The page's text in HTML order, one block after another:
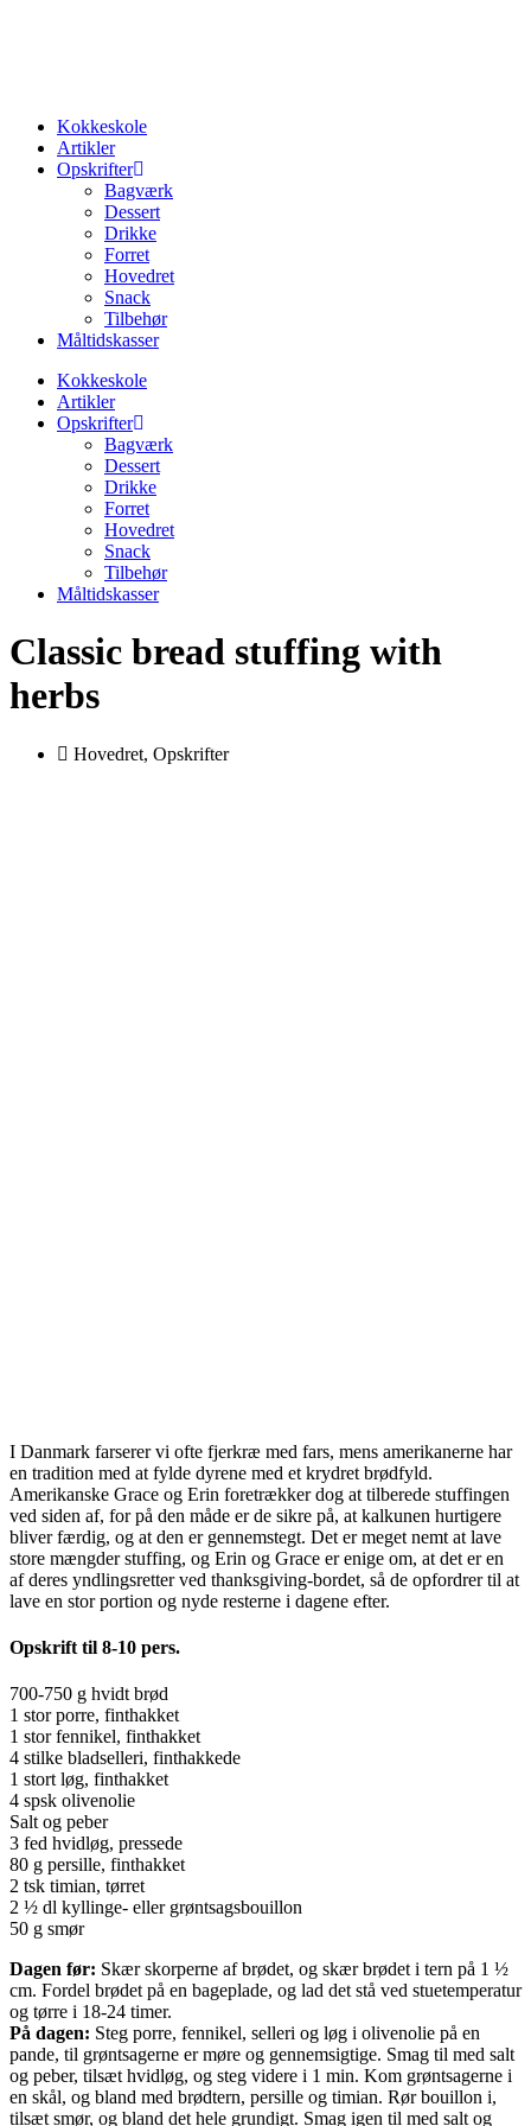
Kokkeskole
Artikler
Opskrifter
Bagværk
Dessert
Drikke
Forret
Hovedret
Snack
Tilbehør
Måltidskasser
Kokkeskole
Artikler
Opskrifter
Bagværk
Dessert
Drikke
Forret
Hovedret
Snack
Tilbehør
Måltidskasser
Classic bread stuffing with
herbs
Hovedret, Opskrifter
I Danmark farserer vi ofte fjerkræ med fars, mens amerikanerne har
en tradition med at fylde dyrene med et krydret brødfyld.
Amerikanske Grace og Erin foretrækker dog at tilberede stuffingen
ved siden af, for på den måde er de sikre på, at kalkunen hurtigere
bliver færdig, og at den er gennemstegt. Det er meget nemt at lave
store mængder stuffing, og Erin og Grace er enige om, at det er en
af deres yndlingsretter ved thanksgiving-bordet, så de opfordrer til at
lave en stor portion og nyde resterne i dagene efter.
Opskrift til 8-10 pers.
700-750 g hvidt brød
1 stor porre, finthakket
1 stor fennikel, finthakket
4 stilke bladselleri, finthakkede
1 stort løg, finthakket
4 spsk olivenolie
Salt og peber
3 fed hvidløg, pressede
80 g persille, finthakket
2 tsk timian, tørret
2 ½ dl kyllinge- eller grøntsagsbouillon
50 g smør
Dagen før: Skær skorperne af brødet, og skær brødet i tern på 1 ½
cm. Fordel brødet på en bageplade, og lad det stå ved stuetemperatur
og tørre i 18-24 timer.
På dagen: Steg porre, fennikel, selleri og løg i olivenolie på en
pande, til grøntsagerne er møre og gennemsigtige. Smag til med salt
og peber, tilsæt hvidløg, og steg videre i 1 min. Kom grøntsagerne i
en skål, og bland med brødtern, persille og timian. Rør bouillon i,
tilsæt smør, og bland det hele grundigt. Smag igen til med salt og